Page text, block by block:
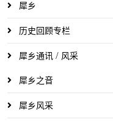
犀乡
历史回顾专栏
犀乡通讯 / 风采
犀乡之音
犀乡风采